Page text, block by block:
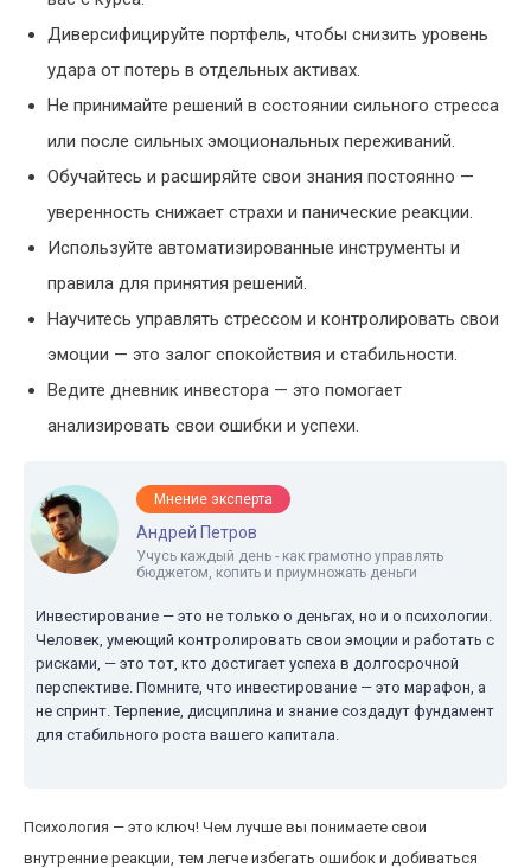
Диверсифицируйте портфель, чтобы снизить уровень
удара от потерь в отдельных активах.
Не принимайте решений в состоянии сильного стресса
или после сильных эмоциональных переживаний.
Обучайтесь и расширяйте свои знания постоянно —
уверенность снижает страхи и панические реакции.
Используйте автоматизированные инструменты и
правила для принятия решений.
Научитесь управлять стрессом и контролировать свои
эмоции — это залог спокойствия и стабильности.
Ведите дневник инвестора — это помогает
анализировать свои ошибки и успехи.
Мнение эксперта
Андрей Петров
Учусь каждый день - как грамотно управлять
бюджетом, копить и приумножать деньги
Инвестирование — это не только о деньгах, но и о психологии.
Человек, умеющий контролировать свои эмоции и работать с
рисками, — это тот, кто достигает успеха в долгосрочной
перспективе. Помните, что инвестирование — это марафон, а
не спринт. Терпение, дисциплина и знание создадут фундамент
для стабильного роста вашего капитала.
Психология — это ключ! Чем лучше вы понимаете свои
внутренние реакции, тем легче избегать ошибок и добиваться